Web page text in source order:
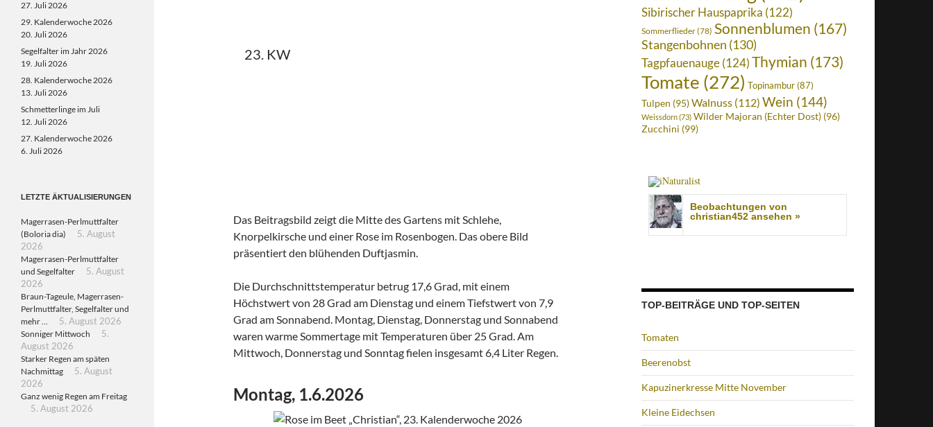
23. KW
Das Beitragsbild zeigt die Mitte des Gartens mit Schlehe,
Knorpelkirsche und einer Rose im Rosenbogen. Das obere Bild
präsentiert den blühenden Duftjasmin.
Die Durchschnittstemperatur betrug 17,6 Grad, mit einem
Höchstwert von 28 Grad am Dienstag und einem Tiefstwert von 7,9
Grad am Sonnabend. Montag, Dienstag, Donnerstag und Sonnabend
waren warme Sommertage mit Temperaturen über 25 Grad. Am
Mittwoch, Donnerstag und Sonntag fielen insgesamt 6,4 Liter Regen.
Montag, 1.6.2026
Sibirischer Hauspaprika (122)
Sommerflieder(78) Sonnenblumen (167)
Stangenbohnen (130)
Tagpfauenauge(124)Thymian (173)
Tomate (272) Topinambur(87)
Tulpen (95)Walnuss (112) Wein (144)
Weissdorn(73) Wilder Majoran (Echter Dost) (96)
Zucchini (99)
Beobachtungen von
christian452 ansehen »
TOP-BEITRÄGE UND TOP-SEITEN
Tomaten
Beerenobst
Kapuzinerkresse Mitte November
Kleine Eidechsen
27. Juli 2026
29. Kalenderwoche 2026
20. Juli 2026
Segelfalter im Jahr 2026
19. Juli 2026
28. Kalenderwoche 2026
13. Juli 2026
Schmetterlinge im Juli
12. Juli 2026
27. Kalenderwoche 2026
6. Juli 2026
LETZTE ÄKTUALISIERUNGEN
Magerrasen-Perlmuttfalter
(Boloria dia)
5. August
2026
Magerrasen-Perlmuttfalter
und Segelfalter
5. August
2026
Braun-Tageule, Magerrasen-
Perlmuttfalter, Segelfalter und
mehr …
5. August 2026
Sonniger Mittwoch
5.
August 2026
Starker Regen am späten
Nachmittag
5. August
2026
Ganz wenig Regen am Freitag
5. August 2026